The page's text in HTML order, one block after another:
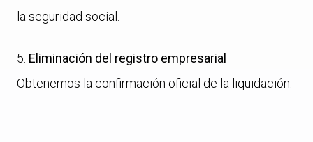
la seguridad social.
5️. Eliminación del registro empresarial –
Obtenemos la confirmación oficial de la liquidación.